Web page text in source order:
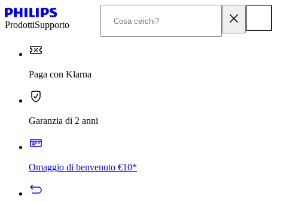
ProdottiSupporto
Paga con Klarna
Garanzia di 2 anni
Omaggio di benvenuto €10*